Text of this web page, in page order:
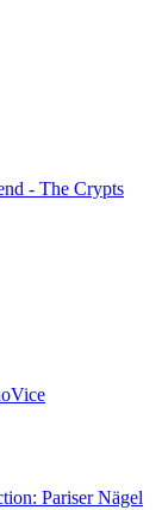
- The Crypts
Pariser Nägel